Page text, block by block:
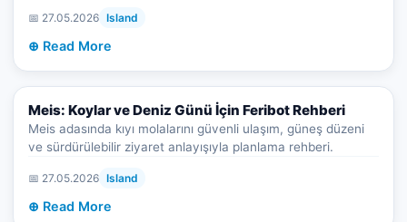
📅 27.05.2026 Island
⊕ Read More
Meis: Koylar ve Deniz Günü İçin Feribot Rehberi
Meis adasında kıyı molalarını güvenli ulaşım, güneş düzeni
ve sürdürülebilir ziyaret anlayışıyla planlama rehberi.
📅 27.05.2026 Island
⊕ Read More